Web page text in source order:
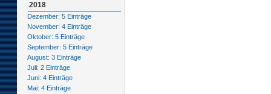
2018
Dezember: 5 Einträge
November: 4 Einträge
Oktober: 5 Einträge
September: 5 Einträge
August: 3 Einträge
Juli: 2 Einträge
Juni: 4 Einträge
Mai: 4 Einträge